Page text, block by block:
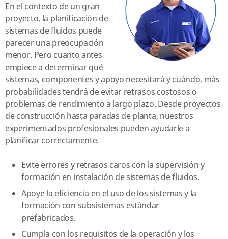
En el contexto de un gran
proyecto, la planificación de
sistemas de fluidos puede
parecer una preocupación
menor. Pero cuanto antes
empiece a determinar qué
sistemas, componentes y apoyo necesitará y cuándo, más
probabilidades tendrá de evitar retrasos costosos o
problemas de rendimiento a largo plazo. Desde proyectos
de construcción hasta paradas de planta, nuestros
experimentados profesionales pueden ayudarle a
planificar correctamente.
Evite errores y retrasos caros con la supervisión y
formación en instalación de sistemas de fluidos.
Apoye la eficiencia en el uso de los sistemas y la
formación con subsistemas estándar
prefabricados.
Cumpla con los requisitos de la operación y los